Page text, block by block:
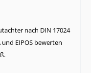
nach DIN 17024
und EIPOS bewerten